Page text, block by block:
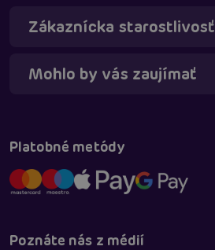
Zákaznícka starostlivosť
Mohlo by vás zaujímať
Platobné metódy
Poznáte nás z médií